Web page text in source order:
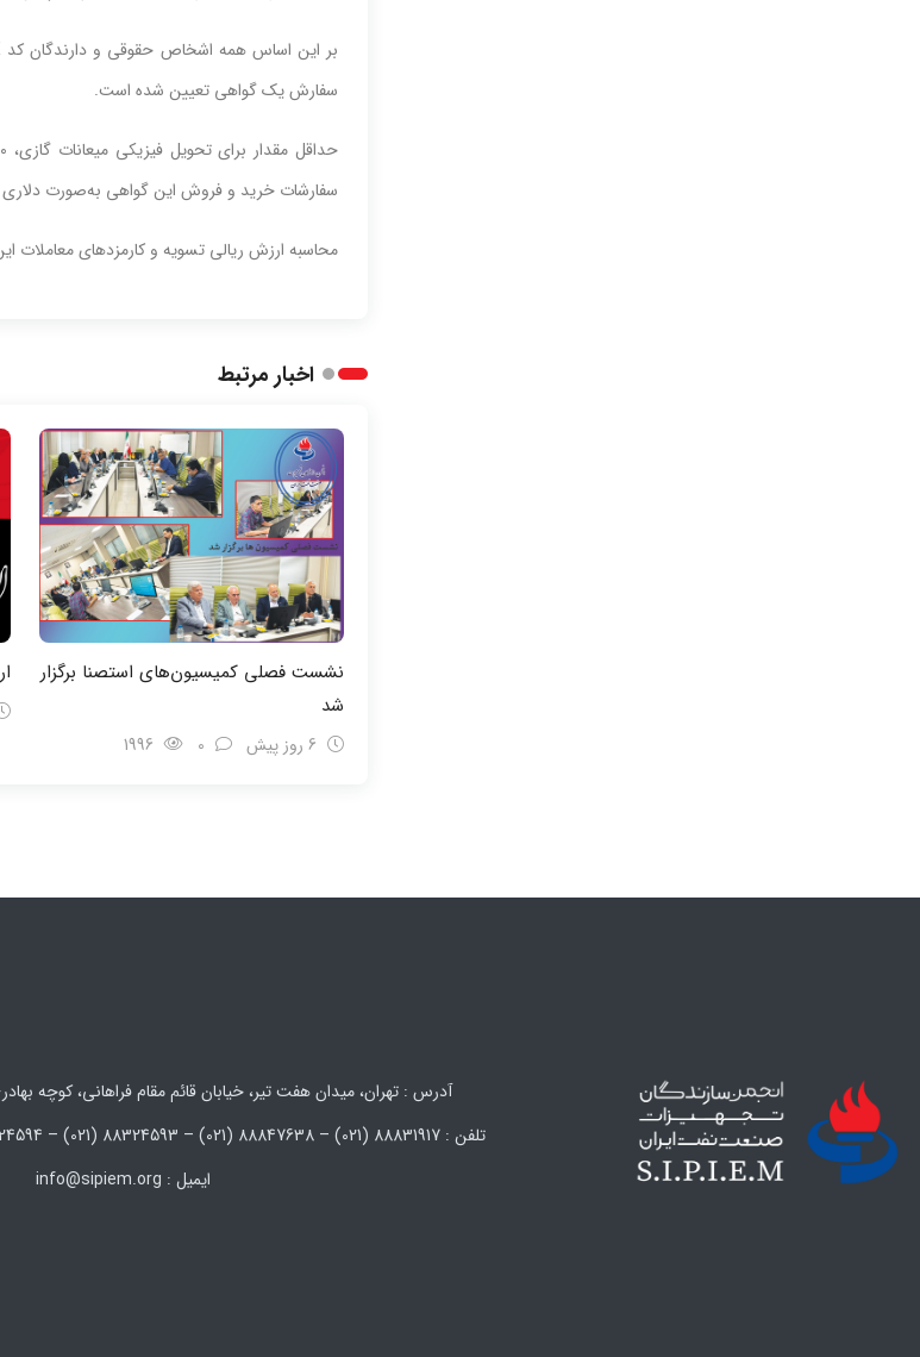
سفارش یک گواهی تعیین شده است.
سفارشات خرید و فروش این گواهی به‌صورت دلاری
محاسبه ارزش ریالی تسویه و کارمزدهای معاملات
اخبار مرتبط
نشست فصلی کمیسیون‌های استصنا برگزار
شد
آدرس : تهران، میدان هفت تیر، خیابان قائم مقام فراهانی، کوچه بهادری، پلاک 2، طبقه
تلفن : 88831917 (021) – 88847638 (021) – 88324593 (021) – 88324594 (021) فکس : 88838608 (021)
ایمیل : info@sipiem.org